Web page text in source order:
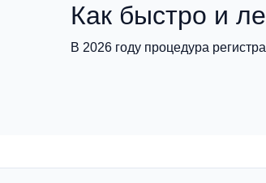
Как быстро и
В 2026 году процедура